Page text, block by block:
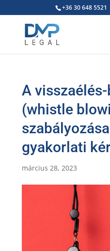
+36 30 648 5521
A
(whistle
gyakorlati
március 28, 2023